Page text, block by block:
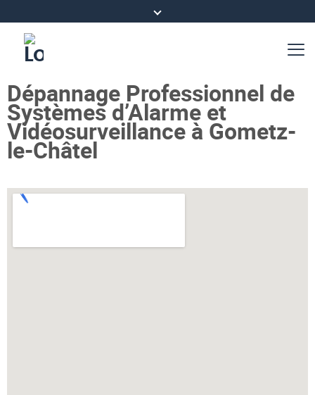
Dépannage Professionnel de
Systèmes d’Alarme et
Vidéosurveillance à Gometz-
le-Châtel